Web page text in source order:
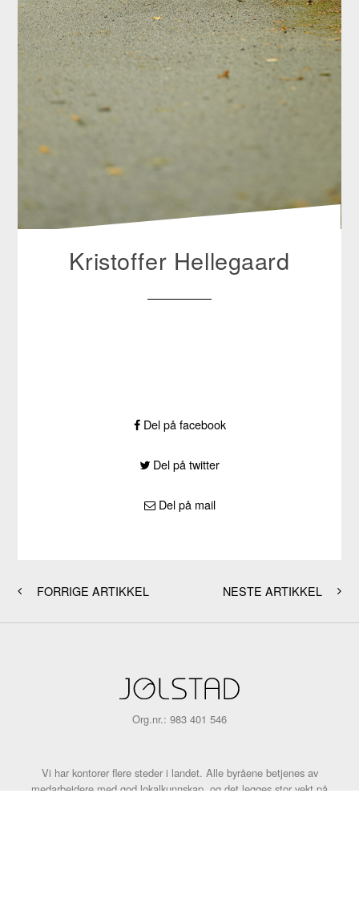
Kristoffer Hellegaard
Del på facebook
Del på twitter
Del på mail
FORRIGE ARTIKKEL NESTE ARTIKKEL
Org.nr.: 983 401 546
Vi har kontorer flere steder i landet. Alle byråene betjenes av
medarbeidere med god lokalkunnskap, og det legges stor vekt på